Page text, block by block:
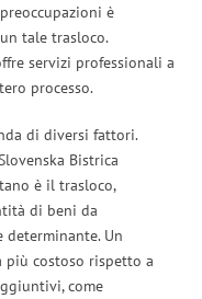
è
tale trasloco.
servizi professionali a
processo.
di diversi fattori.
Bistrica
è il trasloco,
di beni da
Un
costoso rispetto a
come